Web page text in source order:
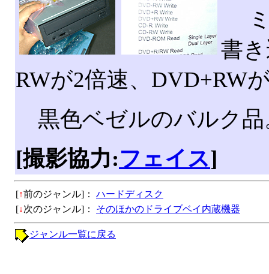
ミ
書
RWが2倍速、DVD+RW
黒色ベゼルのバルク品
[撮影協力:フェイス]
[↑前のジャンル]：
ハードディスク
[↓次のジャンル]： そのほかのドライブベイ内蔵機器
ジャンル一覧に戻る